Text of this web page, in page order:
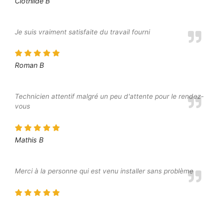
Je suis vraiment satisfaite du travail fourni
Roman B
Technicien attentif malgré un peu d'attente pour le rendez-
vous
Mathis B
Merci à la personne qui est venu installer sans problème